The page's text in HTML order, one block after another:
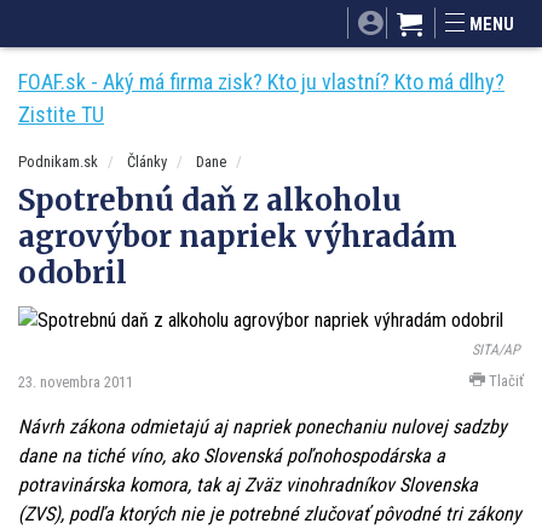
Mnamky-recepty.sk
MENU
FOAF.sk - Aký má firma zisk? Kto ju vlastní? Kto má dlhy?
Zistite TU
Podnikam.sk Články Dane
Spotrebnú daň z alkoholu
agrovýbor napriek výhradám
odobril
SITA/AP
23. novembra 2011 Tlačiť
Návrh zákona odmietajú aj napriek ponechaniu nulovej sadzby
dane na tiché víno, ako Slovenská poľnohospodárska a
potravinárska komora, tak aj Zväz vinohradníkov Slovenska
(ZVS), podľa ktorých nie je potrebné zlučovať pôvodné tri zákony